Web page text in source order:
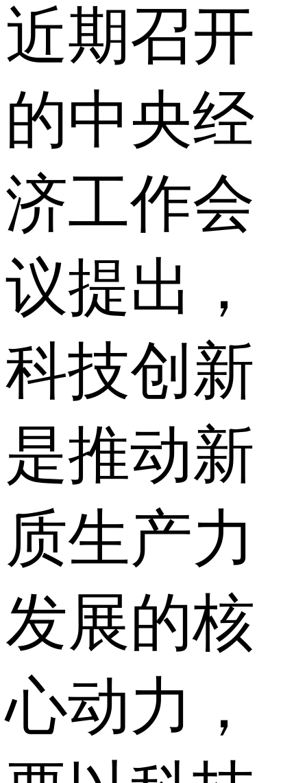
近期召开
的中央经
济工作会
议提出，
科技创新
是推动新
质生产力
发展的核
心动力，